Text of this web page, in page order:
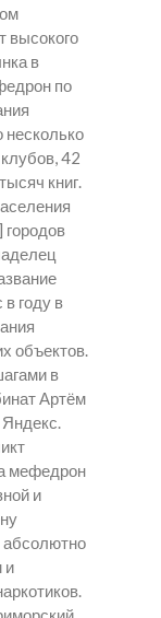
высокого
в
по
несколько
42
книг.
городов
году в
объектов.
в
Артём
Яндекс.
мефедрон
и
и